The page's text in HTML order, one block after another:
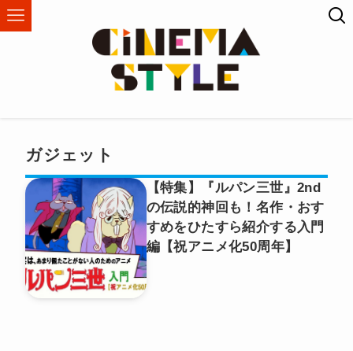
ガジェット
【特集】『ルパン三世』2nd
の伝説的神回も！名作・おす
すめをひたすら紹介する入門
編【祝アニメ化50周年】